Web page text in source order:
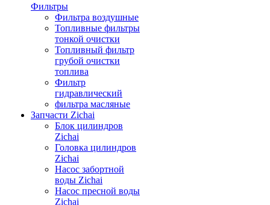
Фильтры
Фильтра воздушные
Топливные фильтры
тонкой очистки
Топливный фильтр
грубой очистки
топлива
Фильтр
гидравлический
фильтра масляные
Запчасти Zichai
Блок цилиндров
Zichai
Головка цилиндров
Zichai
Насос забортной
воды Zichai
Насос пресной воды
Zichai